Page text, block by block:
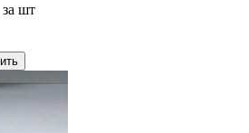
за шт